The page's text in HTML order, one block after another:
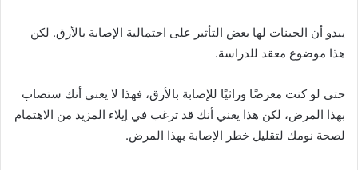
يبدو أن الجينات لها بعض التأثير على احتمالية الإصابة بالأرق. لكن
هذا موضوع معقد للدراسة.
حتى لو كنت معرضًا وراثيًا للإصابة بالأرق، فهذا لا يعني أنك ستصاب
بهذا المرض، لكن هذا يعني أنك قد ترغب في إيلاء المزيد من الاهتمام
لصحة نومك لتقليل خطر الإصابة بهذا المرض.